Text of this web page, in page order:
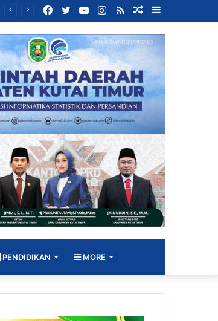
Random
Article
RSS
Instagram
YouTube
Twitter
Facebook
PENDIDIKAN MORE